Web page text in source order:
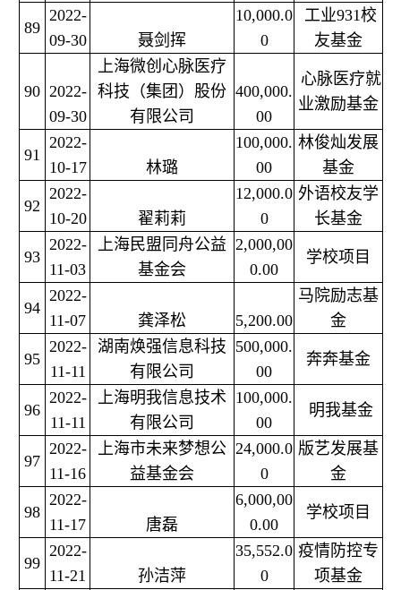
89
2022-
09-30
聂剑挥
10,000.0
0
工业931校
友基金
90 2022-
09-30
上海微创心脉医疗
科技（集团）股份
有限公司
400,000.
00
心脉医疗就
业激励基金
91
2022-
10-17
林璐
100,000.
00
林俊灿发展
基金
92
2022-
10-20
翟莉莉
12,000.0
0
外语校友学
长基金
93
2022-
11-03
上海民盟同舟公益
基金会
2,000,00
0.00
学校项目
94
2022-
11-07
龚泽松 5,200.00
马院励志基
金
95
2022-
11-11
湖南焕强信息科技
有限公司
500,000.
00
奔奔基金
96
2022-
11-11
上海明我信息技术
有限公司
100,000.
00
明我基金
97
2022-
11-16
上海市未来梦想公
益基金会
24,000.0
0
版艺发展基
金
98
2022-
11-17
唐磊
6,000,00
0.00
学校项目
99
2022-
11-21
孙洁萍
35,552.0
0
疫情防控专
项基金